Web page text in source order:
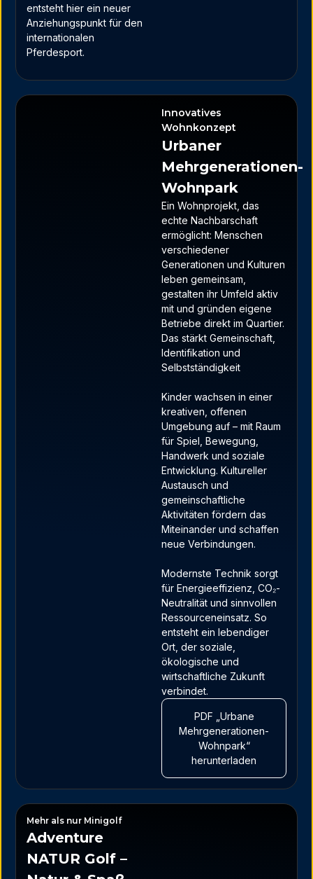
entsteht hier ein neuer
Anziehungspunkt für den
internationalen
Pferdesport.
Innovatives
Wohnkonzept
Urbaner
Mehrgenerationen-
Wohnpark
Ein Wohnprojekt, das
echte Nachbarschaft
ermöglicht: Menschen
verschiedener
Generationen und Kulturen
leben gemeinsam,
gestalten ihr Umfeld aktiv
mit und gründen eigene
Betriebe direkt im Quartier.
Das stärkt Gemeinschaft,
Identifikation und
Selbstständigkeit
Kinder wachsen in einer
kreativen, offenen
Umgebung auf – mit Raum
für Spiel, Bewegung,
Handwerk und soziale
Entwicklung. Kultureller
Austausch und
gemeinschaftliche
Aktivitäten fördern das
Miteinander und schaffen
neue Verbindungen.
Modernste Technik sorgt
für Energieeffizienz, CO₂-
Neutralität und sinnvollen
Ressourceneinsatz. So
entsteht ein lebendiger
Ort, der soziale,
ökologische und
wirtschaftliche Zukunft
verbindet.
PDF „Urbane
Mehrgenerationen-
Wohnpark“
herunterladen
Mehr als nur Minigolf
Adventure
NATUR Golf –